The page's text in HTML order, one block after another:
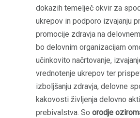
dokazih temelječ okvir za
ukrepov in podporo izvajanju
promocije zdravja na
bo delovnim organizacijam
učinkovito načrtovanje,
vrednotenje ukrepov ter
izboljšanju zdravja, delovne
kakovosti življenja delovno
prebivalstva. So orodje